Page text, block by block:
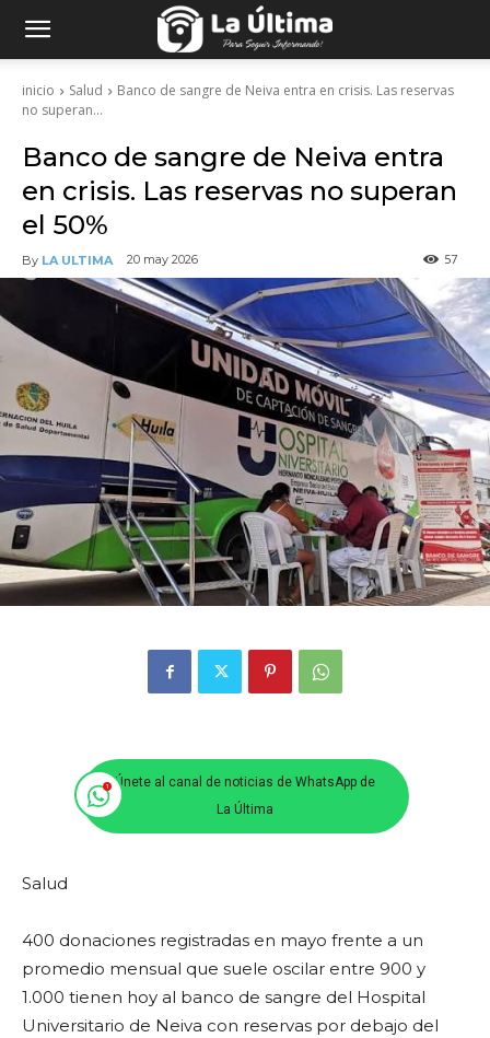
inicio Salud
Banco de sangre de Neiva entra en crisis. Las reservas
no superan...
Banco de sangre de Neiva entra
en crisis. Las reservas no superan
el 50%
By LA ULTIMA 20 may 2026 57
Únete al canal de noticias de WhatsApp de
La Última
Salud
400 donaciones registradas en mayo frente a un
promedio mensual que suele oscilar entre 900 y
1.000 tienen hoy al banco de sangre del Hospital
Universitario de Neiva con reservas por debajo del